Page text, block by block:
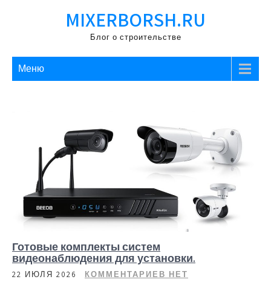
MIXERBORSH.RU
Блог о строительстве
Меню
Готовые комплекты систем
видеонаблюдения для установки.
22 ИЮЛЯ 2026 КОММЕНТАРИЕВ НЕТ